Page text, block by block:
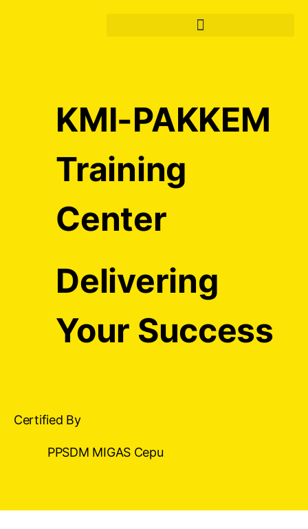
KMI-PAKKEM
Training
Center
Delivering
Your Success
Certified By
PPSDM MIGAS Cepu